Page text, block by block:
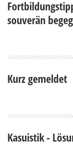
souverän
Kurz gemeldet
Kasuistik -